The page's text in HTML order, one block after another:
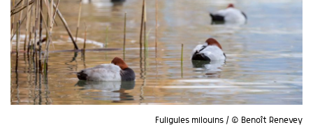
Fuligules milouins / © Benoît Renevey